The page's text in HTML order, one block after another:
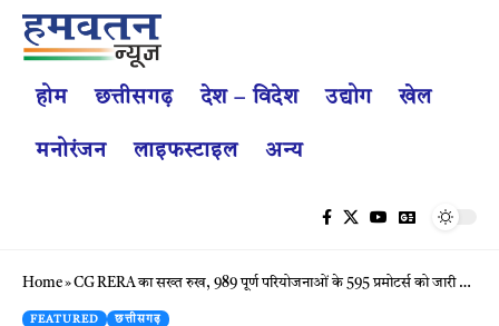
होम छत्तीसगढ़ देश – विदेश उद्योग खेल
मनोरंजन लाइफस्टाइल अन्य
Home»CG RERA का सख्त रुख, 989 पूर्ण परियोजनाओं के 595 प्रमोटर्स को जारी हुआ नोटिस
FEATURED छत्तीसगढ़